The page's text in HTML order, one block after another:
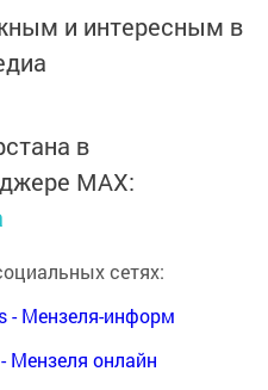
и интересным в
в
MАХ:
сетях:
- Мензеля-информ
Мензеля онлайн